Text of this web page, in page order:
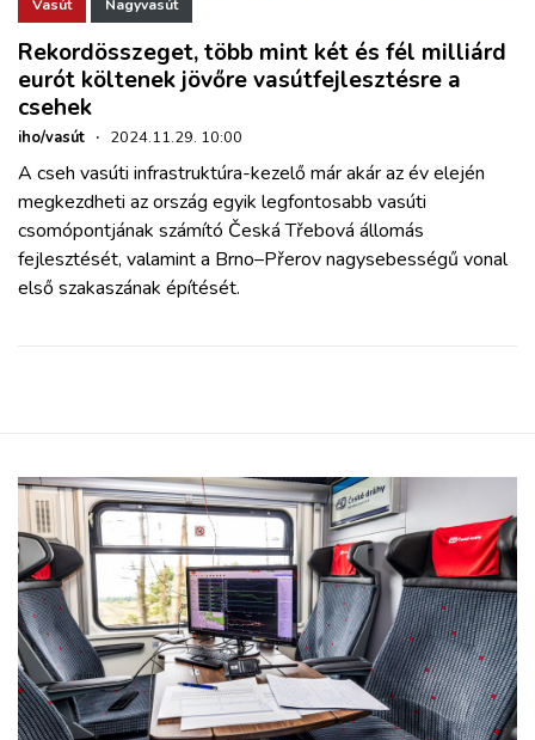
Vasút Nagyvasút
Rekordösszeget, több mint két és fél milliárd
eurót költenek jövőre vasútfejlesztésre a
csehek
iho/vasút · 2024.11.29. 10:00
A cseh vasúti infrastruktúra-kezelő már akár az év elején
megkezdheti az ország egyik legfontosabb vasúti
csomópontjának számító Česká Třebová állomás
fejlesztését, valamint a Brno–Přerov nagysebességű vonal
első szakaszának építését.